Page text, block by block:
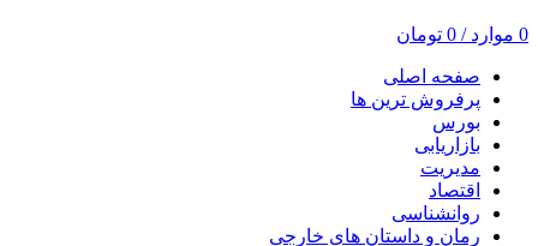
0 موارد /
0 تومان
صفحه اصلی
پرفروش ترین ها
بورس
بازاریابی
مدیریت
اقتصاد
روانشناسی
رمان و داستان های خارجی